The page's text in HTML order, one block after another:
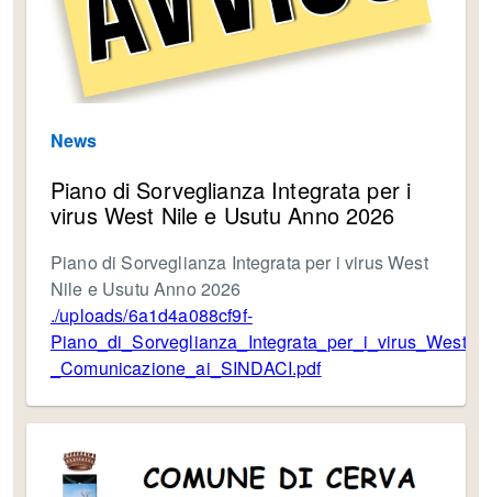
News
Piano di Sorveglianza Integrata per i
virus West Nile e Usutu Anno 2026
Piano di Sorveglianza Integrata per i virus West
Nile e Usutu Anno 2026
./uploads/6a1d4a088cf9f-
_Comunicazione_ai_SINDACI.pdf